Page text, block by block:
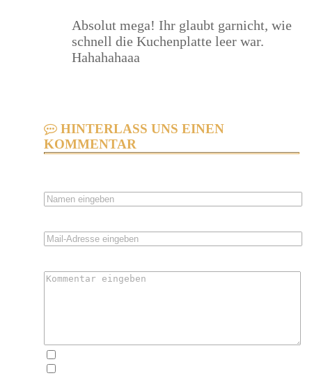
Absolut mega! Ihr glaubt garnicht, wie
schnell die Kuchenplatte leer war.
Hahahahaaa
HINTERLASS UNS EINEN
KOMMENTAR